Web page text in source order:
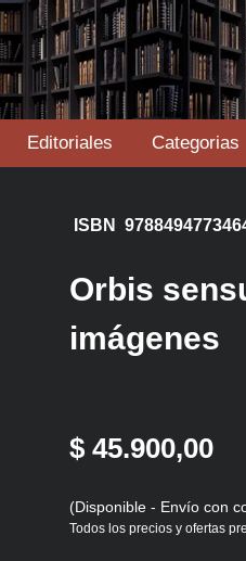
Editoriales Categorias
ISBN
Orbis
imágenes
$ 45.900,00
(Disponible - Envío con
Todos los precios y ofertas